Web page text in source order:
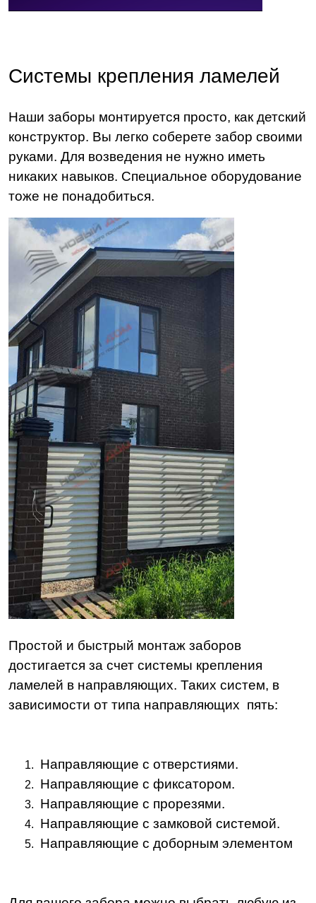
Системы крепления ламелей
Наши заборы монтируется просто, как детский
конструктор. Вы легко соберете забор своими
руками. Для возведения не нужно иметь
никаких навыков. Специальное оборудование
тоже не понадобиться.
Простой и быстрый монтаж заборов
достигается за счет системы крепления
ламелей в направляющих. Таких систем, в
зависимости от типа направляющих пять:
Направляющие с отверстиями.
Направляющие с фиксатором.
Направляющие с прорезями.
Направляющие с замковой системой.
Направляющие с доборным элементом